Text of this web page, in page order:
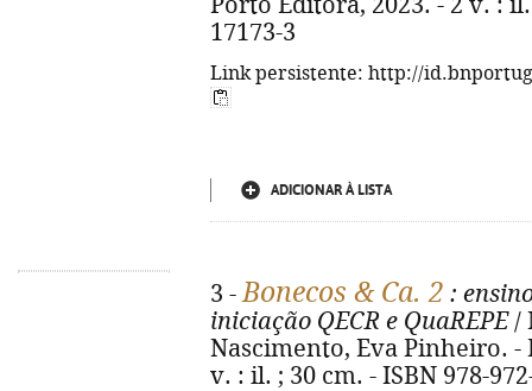
17173-3
Link persistente: http://
ADICIONAR À LISTA
3 -Bonecos & Ca. 2 :
iniciação QECR e QuaREPE/
Nascimento, Eva Pinheiro. -
v. : il. ; 30 cm. - ISBN 978-